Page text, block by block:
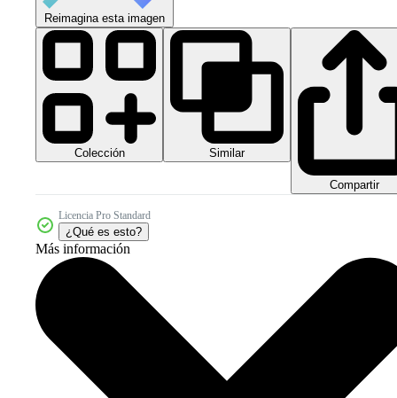
Reimagina esta imagen
Colección Similar
Compartir
Licencia Pro Standard
¿Qué es esto?
Más información